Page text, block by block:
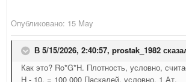
Опубликовано: 15 May
В 5/15/2026, 2:40:57, prostak_1982
Как это? Ro*G*H. Плотность, условно,
H - 10. = 100 000 Паскалей, условно, 1 Ат.